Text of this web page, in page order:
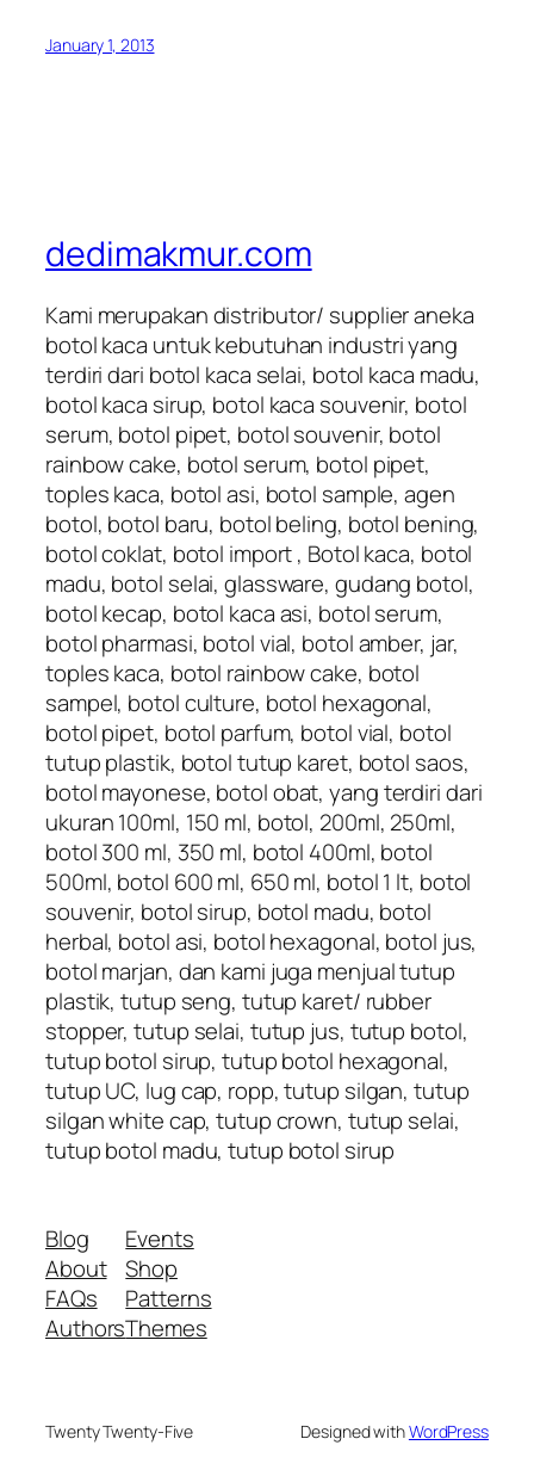
January 1, 2013
dedimakmur.com
Kami merupakan distributor/ supplier aneka
botol kaca untuk kebutuhan industri yang
terdiri dari botol kaca selai, botol kaca madu,
botol kaca sirup, botol kaca souvenir, botol
serum, botol pipet, botol souvenir, botol
rainbow cake, botol serum, botol pipet,
toples kaca, botol asi, botol sample, agen
botol, botol baru, botol beling, botol bening,
botol coklat, botol import , Botol kaca, botol
madu, botol selai, glassware, gudang botol,
botol kecap, botol kaca asi, botol serum,
botol pharmasi, botol vial, botol amber, jar,
toples kaca, botol rainbow cake, botol
sampel, botol culture, botol hexagonal,
botol pipet, botol parfum, botol vial, botol
tutup plastik, botol tutup karet, botol saos,
botol mayonese, botol obat, yang terdiri dari
ukuran 100ml, 150 ml, botol, 200ml, 250ml,
botol 300 ml, 350 ml, botol 400ml, botol
500ml, botol 600 ml, 650 ml, botol 1 lt, botol
souvenir, botol sirup, botol madu, botol
herbal, botol asi, botol hexagonal, botol jus,
botol marjan, dan kami juga menjual tutup
plastik, tutup seng, tutup karet/ rubber
stopper, tutup selai, tutup jus, tutup botol,
tutup botol sirup, tutup botol hexagonal,
tutup UC, lug cap, ropp, tutup silgan, tutup
silgan white cap, tutup crown, tutup selai,
tutup botol madu, tutup botol sirup
Blog
About
FAQs
Authors
Events
Shop
Patterns
Themes
Twenty Twenty-Five Designed withWordPress